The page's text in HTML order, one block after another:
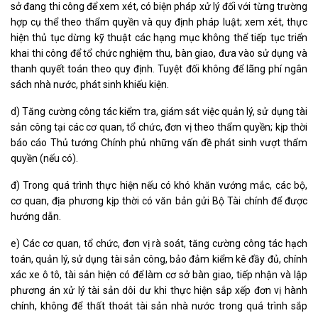
sở đang thi công để xem xét, có biện pháp xử lý đối với từng trường
hợp cụ thể theo thẩm quyền và quy định pháp luật; xem xét, thực
hiện thủ tục dừng kỹ thuật các hạng mục không thể tiếp tục triển
khai thi công để tổ chức nghiệm thu, bàn giao, đưa vào sử dụng và
thanh quyết toán theo quy định. Tuyệt đối không để lãng phí ngân
sách nhà nước, phát sinh khiếu kiện.
d) Tăng cường công tác kiểm tra, giám sát việc quản lý, sử dụng tài
sản công tại các cơ quan, tổ chức, đơn vị theo thẩm quyền; kịp thời
báo cáo Thủ tướng Chính phủ những vấn đề phát sinh vượt thẩm
quyền (nếu có).
đ) Trong quá trình thực hiện nếu có khó khăn vướng mắc, các bộ,
cơ quan, địa phương kịp thời có văn bản gửi Bộ Tài chính để được
hướng dẫn.
e) Các cơ quan, tổ chức, đơn vị rà soát, tăng cường công tác hạch
toán, quản lý, sử dụng tài sản công, bảo đảm kiểm kê đầy đủ, chính
xác xe ô tô, tài sản hiện có để làm cơ sở bàn giao, tiếp nhận và lập
phương án xử lý tài sản dôi dư khi thực hiện sắp xếp đơn vị hành
chính, không để thất thoát tài sản nhà nước trong quá trình sắp